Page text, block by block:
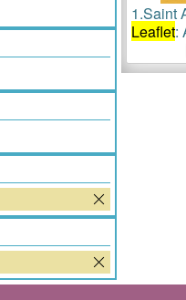
1.Saint
Leaflet: